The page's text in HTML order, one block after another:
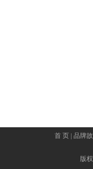
首 页 | 品牌
版